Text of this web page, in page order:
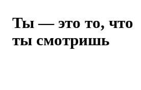
Ты — это то, что
ты смотришь